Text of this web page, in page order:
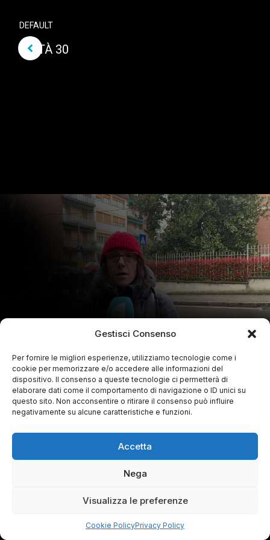
Gestisci Consenso
Per fornire le migliori esperienze, utilizziamo tecnologie come i
cookie per memorizzare e/o accedere alle informazioni del
dispositivo. Il consenso a queste tecnologie ci permetterà di
elaborare dati come il comportamento di navigazione o ID unici su
questo sito. Non acconsentire o ritirare il consenso può influire
negativamente su alcune caratteristiche e funzioni.
Accetta
Nega
Visualizza le preferenze
Cookie PolicyPrivacy Policy